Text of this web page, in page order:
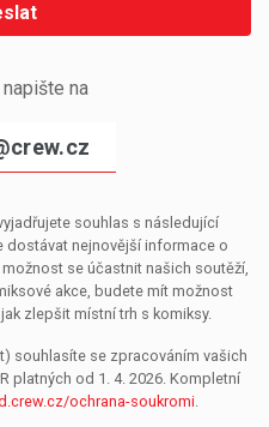
na
souhlas s následující
dostávat nejnovější informace o
se účastnit našich soutěží,
akce, budete mít možnost
zlepšit místní trh s komiksy.
souhlasíte se zpracováním vašich
platných od 1. 4. 2026. Kompletní
ochrana-soukromi.